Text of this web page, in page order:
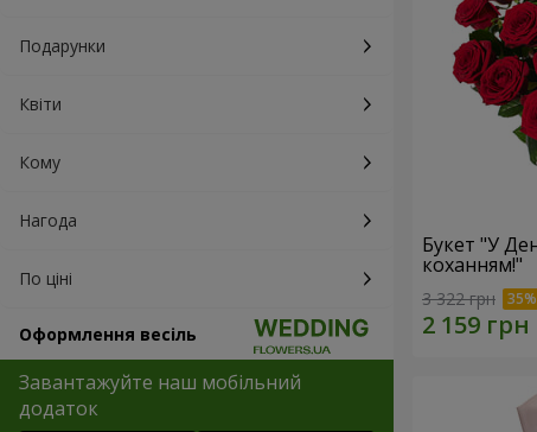
Подарунки
Квіти
Кому
Нагода
По ціні
Оформлення весіль
Завантажуйте наш мобільний
додаток
Букет "У
коханням!"
3 322 грн